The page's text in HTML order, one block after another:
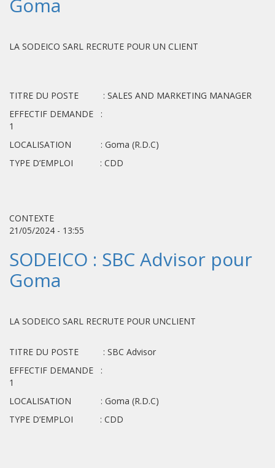
Goma
LA SODEICO SARL RECRUTE POUR UN CLIENT
TITRE DU POSTE : SALES AND MARKETING MANAGER
EFFECTIF DEMANDE :
1
LOCALISATION : Goma (R.D.C)
TYPE D’EMPLOI : CDD
CONTEXTE
21/05/2024 - 13:55
SODEICO : SBC Advisor pour
Goma
LA SODEICO SARL RECRUTE POUR UNCLIENT
TITRE DU POSTE : SBC Advisor
EFFECTIF DEMANDE :
1
LOCALISATION : Goma (R.D.C)
TYPE D’EMPLOI : CDD